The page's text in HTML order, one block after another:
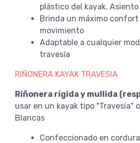
plástico del kayak.
Brinda un máximo
movimiento
Adaptable a cualquier
travesía
RIÑONERA KAYAK TRAVESIA
Riñonera rígida y mullida
usar en un kayak tipo "Travesía"
Blancas
Confeccionado en